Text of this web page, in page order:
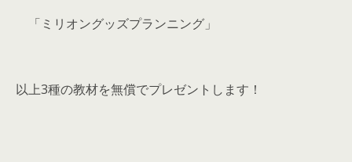
「ミリオングッズプランニング」
以上3種の教材を無償でプレゼントします！